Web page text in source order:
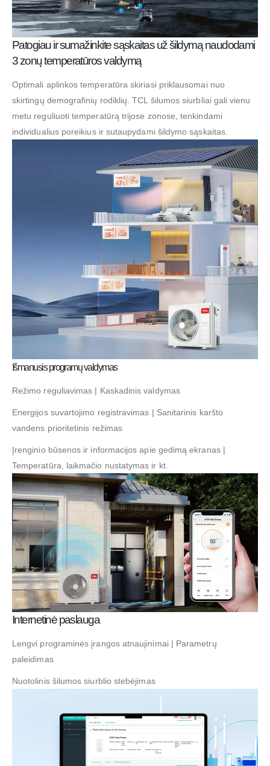
Patogiau ir sumažinkite sąskaitas už šildymą naudodami
3 zonų temperatūros valdymą
Optimali aplinkos temperatūra skiriasi priklausomai nuo
skirtingų demografinių rodiklių. TCL šilumos siurbliai gali vienu
metu reguliuoti temperatūrą trijose zonose, tenkindami
individualius poreikius ir sutaupydami šildymo sąskaitas.
Išmanusis programų valdymas
Režimo reguliavimas | Kaskadinis valdymas
Energijos suvartojimo registravimas | Sanitarinis karšto
vandens prioritetinis režimas
Įrenginio būsenos ir informacijos apie gedimą ekranas |
Temperatūra, laikmačio nustatymas ir kt.
Internetinė paslauga
Lengvi programinės įrangos atnaujinimai | Parametrų
paleidimas
Nuotolinis šilumos siurblio stebėjimas